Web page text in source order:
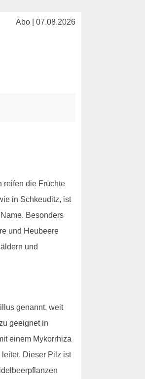
Abo | 07.08.2026
reifen die Früchte
in Schkeuditz, ist
Besonders
und Heubeere
und
genannt, weit
geeignet in
einem Mykorrhiza
Dieser Pilz ist